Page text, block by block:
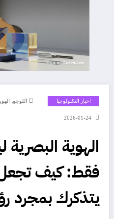
اخبار التكنولوجيا اللوجو,
2026-01-24
الهوية
فقط: كيف
يتذكرك بمجرد